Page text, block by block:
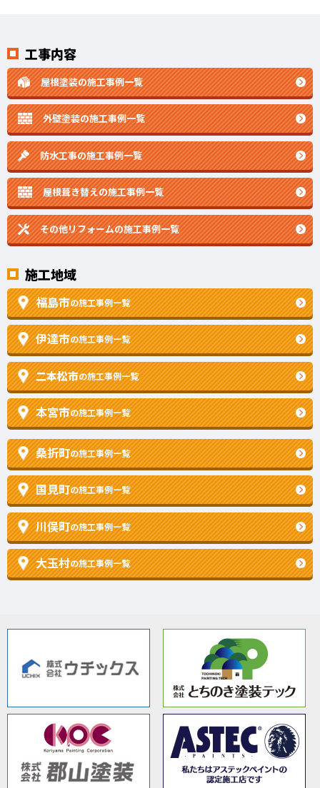
工事内容
屋根塗装の施工事例一覧
外壁塗装の施工事例一覧
防水工事の施工事例一覧
屋根葺き替えの施工事例一覧
その他リフォームの施工事例一覧
施工地域
福島市の施工事例一覧
伊達市の施工事例一覧
二本松市の施工事例一覧
本宮市の施工事例一覧
桑折町の施工事例一覧
国見町の施工事例一覧
川俣町の施工事例一覧
大玉村の施工事例一覧